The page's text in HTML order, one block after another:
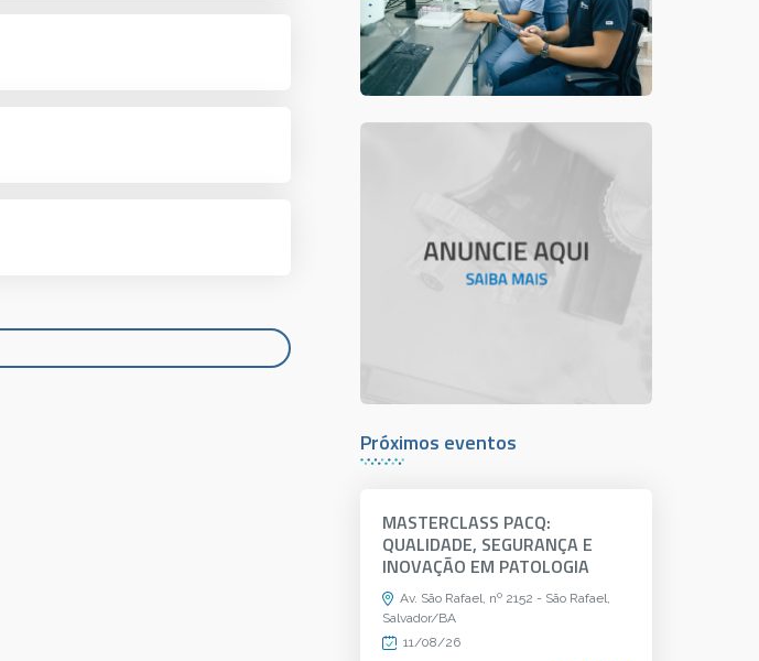
Próximos eventos
MASTERCLASS PACQ:
QUALIDADE, SEGURANÇA E
INOVAÇÃO EM PATOLOGIA
Av. São Rafael, nº 2152 - São Rafael,
Salvador/BA
11/08/26